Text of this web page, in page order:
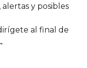
y posibles
al final de
.